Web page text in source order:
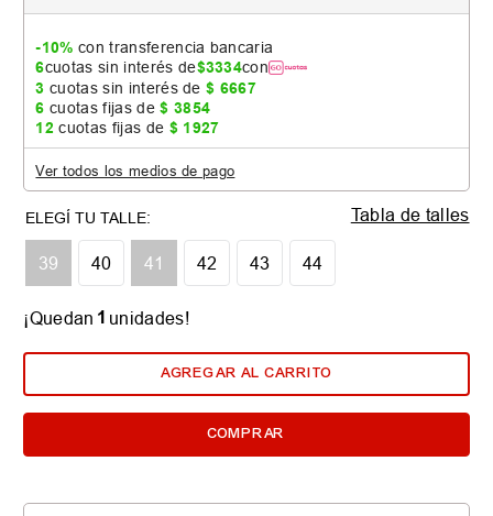
-10% con transferencia bancaria
6cuotas sin interés de$3334con
3 cuotas sin interés de$ 6667
6 cuotas fijas de$ 3854
12 cuotas fijas de $ 1927
Ver todos los medios de pago
39 40 41 42 43 44
Tabla de talles
¡Quedan 1 unidades!
AGREGAR AL CARRITO
COMPRAR